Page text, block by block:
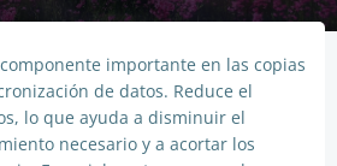
importante en las copias
de datos. Reduce el
lo que ayuda a disminuir el
necesario y a acortar los